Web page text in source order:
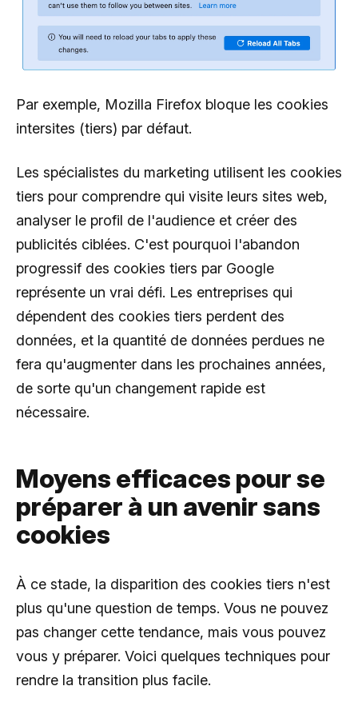
Par exemple, Mozilla Firefox bloque les cookies
intersites (tiers) par défaut.
Les spécialistes du marketing utilisent les cookies
tiers pour comprendre qui visite leurs sites web,
analyser le profil de l'audience et créer des
publicités ciblées. C'est pourquoi l'abandon
progressif des cookies tiers par Google
représente un vrai défi. Les entreprises qui
dépendent des cookies tiers perdent des
données, et la quantité de données perdues ne
fera qu'augmenter dans les prochaines années,
de sorte qu'un changement rapide est
nécessaire.
Moyens efficaces pour se
préparer à un avenir sans
cookies
À ce stade, la disparition des cookies tiers n'est
plus qu'une question de temps. Vous ne pouvez
pas changer cette tendance, mais vous pouvez
vous y préparer. Voici quelques techniques pour
rendre la transition plus facile.